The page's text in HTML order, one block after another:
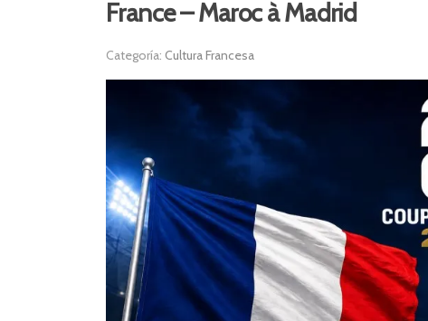
France – Maroc à Madrid
Categoría: Cultura Francesa